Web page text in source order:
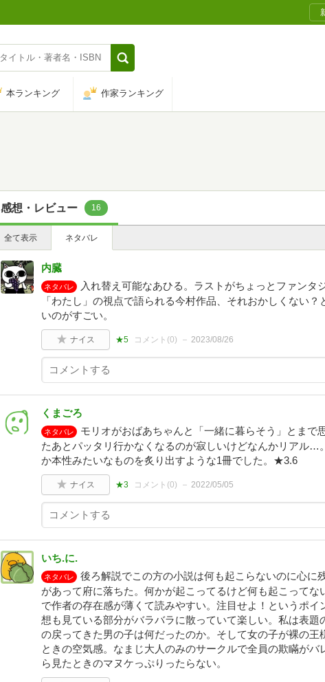
本ランキング 作家ランキング
感想・レビュー 16
全て表示 ネタバレ
内臓
ネタバレ
入れ替え可能なあひる。ラストがちょっとファンタ
「わたし」の視点で語られる今村作品、それおかしくない
いのがすごい。
ナイス ★5 コメント(0) 2023/08/26
くまごろ
ネタバレ
モリオがおばあちゃんと「一緒に暮らそう」とまで
たあとパッタリ行かなくなるのが寂しいけどなんかリアル…
か本性みたいなものを炙り出すような1冊でした。★3.6
ナイス ★3 コメント(0) 2022/05/05
いち.に.
ネタバレ
後ろ解説でこの方の小説は何も起こらないのに心に
があって府に落ちた。何かが起こってるけど何も起こってな
で作者の存在感が薄くて読みやすい。注目せよ！というポイ
想も見ている部分がバラバラに散っていて楽しい。私は表題
の戻ってきた男の子は何だったのか。そして女の子が裸の王
ときの空気感。なまじ大人のみのサークルで全員の欺瞞がバ
ら見たときのマヌケっぷりったらない。